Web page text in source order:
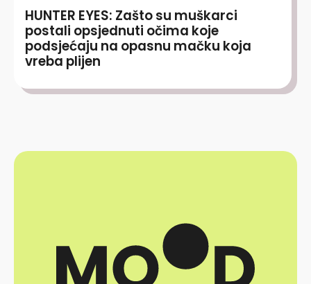
HUNTER EYES: Zašto su muškarci
postali opsjednuti očima koje
podsjećaju na opasnu mačku koja
vreba plijen